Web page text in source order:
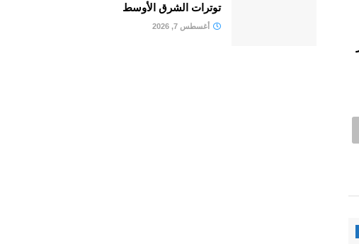
توترات الشرق الأوسط
أغسطس 7, 2026